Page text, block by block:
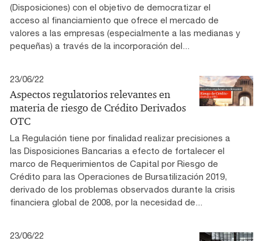
(Disposiciones) con el objetivo de democratizar el
acceso al financiamiento que ofrece el mercado de
valores a las empresas (especialmente a las medianas y
pequeñas) a través de la incorporación del...
23/06/22
Aspectos regulatorios relevantes en
materia de riesgo de Crédito Derivados
OTC
La Regulación tiene por finalidad realizar precisiones a
las Disposiciones Bancarias a efecto de fortalecer el
marco de Requerimientos de Capital por Riesgo de
Crédito para las Operaciones de Bursatilización 2019,
derivado de los problemas observados durante la crisis
financiera global de 2008, por la necesidad de...
23/06/22